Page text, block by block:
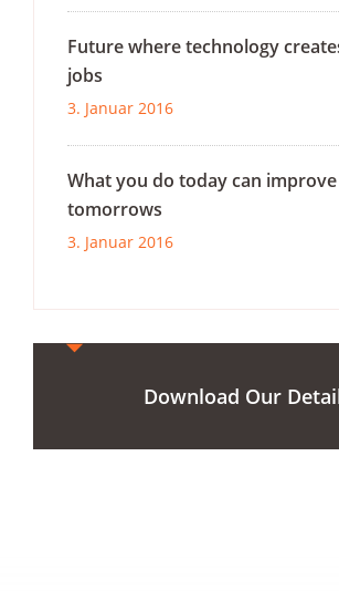
Future where technology
jobs
3. Januar 2016
What you do today can
tomorrows
3. Januar 2016
Download Our